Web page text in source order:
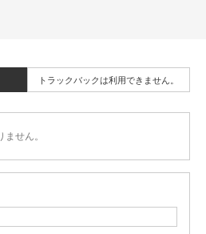
トラックバックは利用できません。
せん。